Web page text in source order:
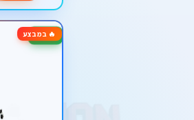
🔥 במבצע-36%